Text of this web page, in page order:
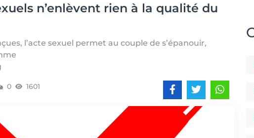
n’enlèvent rien à la qualité du
l’acte sexuel permet au couple de s’épanouir,
0 1601